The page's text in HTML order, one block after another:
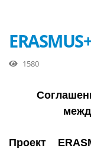
1580
Проект